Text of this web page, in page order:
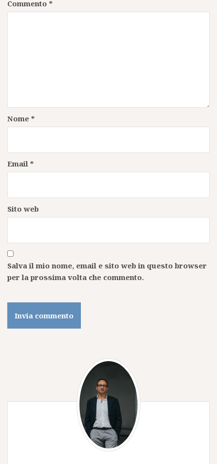
Commento *
Nome *
Email *
Sito web
Salva il mio nome, email e sito web in questo browser
per la prossima volta che commento.